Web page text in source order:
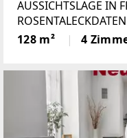
AUSSICHTSLAGE IN
ROSENTALECKDATEN * Ca. 130 m² Wohnfläche * Ca.
700 m² Grundstücksfläche * Davon
Gartenfläche in Hanglage *
128 m² 4